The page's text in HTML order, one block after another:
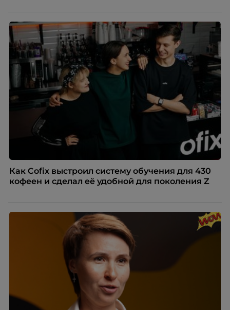
Как Cofix выстроил систему обучения для 430
кофеен и сделал её удобной для поколения Z